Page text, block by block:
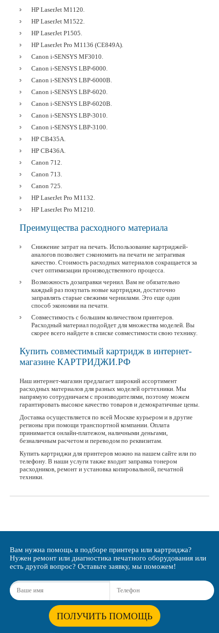
HP LaserJet M1120.
HP LaserJet M1522.
HP LaserJet P1505.
HP LaserJet Pro M1136 (CE849A).
Canon i-SENSYS MF3010.
Canon i-SENSYS LBP-6000.
Canon i-SENSYS LBP-6000B.
Canon i-SENSYS LBP-6020.
Canon i-SENSYS LBP-6020B.
Canon i-SENSYS LBP-3010.
Canon i-SENSYS LBP-3100.
HP CB435A.
HP CB436A.
Canon 712.
Canon 713.
Canon 725.
HP LaserJet Pro M1132.
HP LaserJet Pro M1210.
Преимущества расходного материала
Снижение затрат на печать. Использование картриджей-
аналогов позволяет сэкономить на печати не затрагивая
качество. Стоимость расходных материалов сокращается за
счет оптимизации производственного процесса.
Возможность дозаправки чернил. Вам не обязательно
каждый раз покупать новые картриджи, достаточно
заправлять старые свежими чернилами. Это еще один
способ экономии на печати.
Совместимость с большим количеством принтеров.
Расходный материал подойдет для множества моделей. Вы
скорее всего найдете в списке совместимости свою технику.
Купить совместимый картридж в интернет-
магазине КАРТРИДЖИ.РФ
Наш интернет-магазин предлагает широкий ассортимент
расходных материалов для разных моделей оргтехники. Мы
напрямую сотрудничаем с производителями, поэтому можем
гарантировать высокое качество товаров и демократичные цены.
Доставка осуществляется по всей Москве курьером и в другие
регионы при помощи транспортной компании. Оплата
принимается онлайн-платежом, наличными деньгами,
безналичным расчетом и переводом по реквизитам.
Купить картриджи для принтеров можно на нашем сайте или по
телефону. В наши услуги также входит заправка тонером
расходников, ремонт и установка копировальной, печатной
техники.
Вам нужна помощь в подборе принтера или картриджа?
Нужен ремонт или диагностика печатного оборудования или
есть другой вопрос? Оставьте заявку, мы поможем!
ПОЛУЧИТЬ ПОМОЩЬ